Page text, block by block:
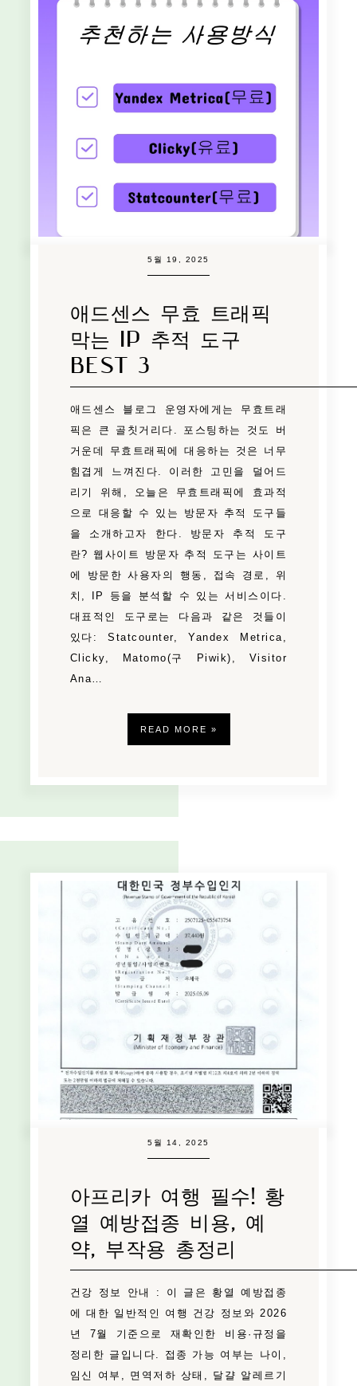
5월 19, 2025
애드센스 무효 트래픽
막는 IP 추적 도구
BEST 3
애드센스 블로그 운영자에게는 무효트래
픽은 큰 골칫거리다. 포스팅하는 것도 버
거운데 무효트래픽에 대응하는 것은 너무
힘겹게 느껴진다. 이러한 고민을 덜어드
리기 위해, 오늘은 무효트래픽에 효과적
으로 대응할 수 있는 방문자 추적 도구들
을 소개하고자 한다. 방문자 추적 도구
란? 웹사이트 방문자 추적 도구는 사이트
에 방문한 사용자의 행동, 접속 경로, 위
치, IP 등을 분석할 수 있는 서비스이다.
대표적인 도구로는 다음과 같은 것들이
있다: Statcounter, Yandex Metrica,
Clicky, Matomo(구 Piwik), Visitor
Ana…
READ MORE »
5월 14, 2025
아프리카 여행 필수! 황
열 예방접종 비용, 예
약, 부작용 총정리
건강 정보 안내 : 이 글은 황열 예방접종
에 대한 일반적인 여행 건강 정보와 2026
년 7월 기준으로 재확인한 비용·규정을
정리한 글입니다. 접종 가능 여부는 나이,
임신 여부, 면역저하 상태, 달걀 알레르기